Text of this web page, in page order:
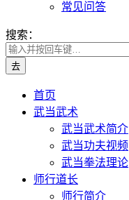
常见问答
搜索：
首页
武当武术
武当武术简介
武当功夫视频
武当拳法理论
师行道长
师行简介